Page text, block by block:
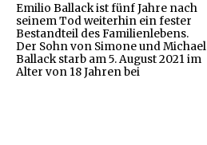
Emilio Ballack ist fünf Jahre nach
seinem Tod weiterhin ein fester
Bestandteil des Familienlebens.
Der Sohn von Simone und Michael
Ballack starb am 5. August 2021 im
Alter von 18 Jahren bei